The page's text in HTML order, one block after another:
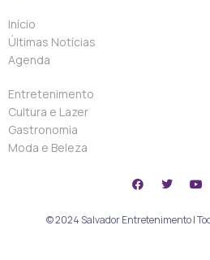
Início
Últimas Notícias
Agenda
Entretenimento
Cultura e Lazer
Gastronomia
Moda e Beleza
© 2024 Salvador Entretenimento |